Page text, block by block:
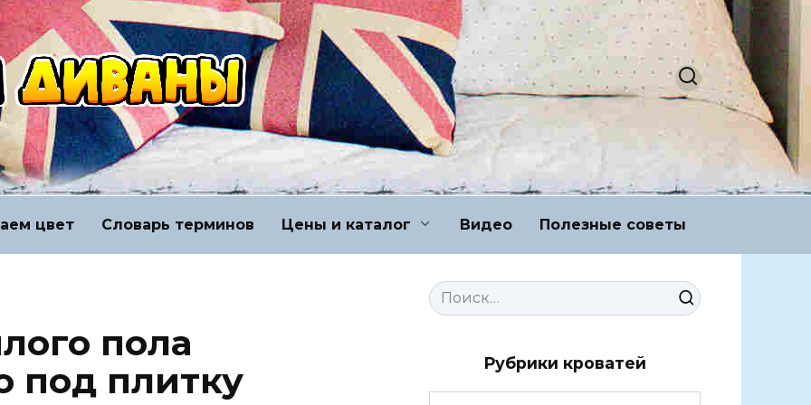
цвет Словарь терминов Цены и каталог Видео Полезные советы
пола
под плитку
Search
for:
Рубрики кроватей